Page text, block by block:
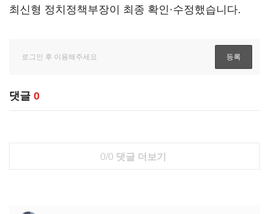
최신형 정치정책부장이 최종 확인·수정했습니다.
댓글 0
0/0 댓글 더보기